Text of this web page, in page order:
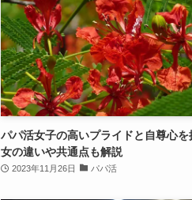
パパ活女子の高いプライドと自尊心を
女の違いや共通点も解説
2023年11月26日 パパ活